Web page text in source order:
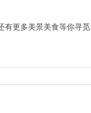
有更多美景美食等你寻